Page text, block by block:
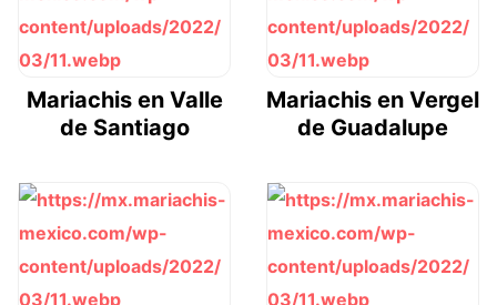
Mariachis en Valle
de Santiago
Mariachis en Vergel
de Guadalupe